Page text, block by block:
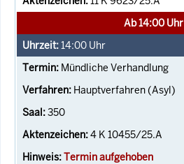
Ab 14:00 Uhr
14:00 Uhr
Mündliche Verhandlung
Hauptverfahren (Asyl)
350
4 K 10455/25.A
Termin aufgehoben